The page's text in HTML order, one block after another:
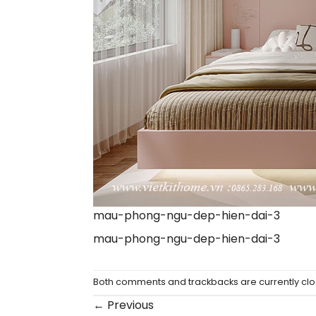
mau-phong-ngu-dep-hien-dai-3
mau-phong-ngu-dep-hien-dai-3
Both comments and trackbacks are currently
← Previous